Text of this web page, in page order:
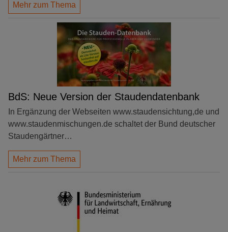
Mehr zum Thema
BdS: Neue Version der Staudendatenbank
In Ergänzung der Webseiten www.staudensichtung,de und
www.staudenmischungen.de schaltet der Bund deutscher
Staudengärtner…
Mehr zum Thema